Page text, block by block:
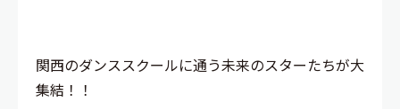
関西のダンススクールに通う未来のスターたちが大
集結！！